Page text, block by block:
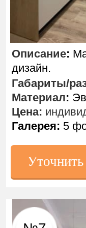
Описание:
дизайн.
Габариты/
Материал:
Цена:
Галерея: 5